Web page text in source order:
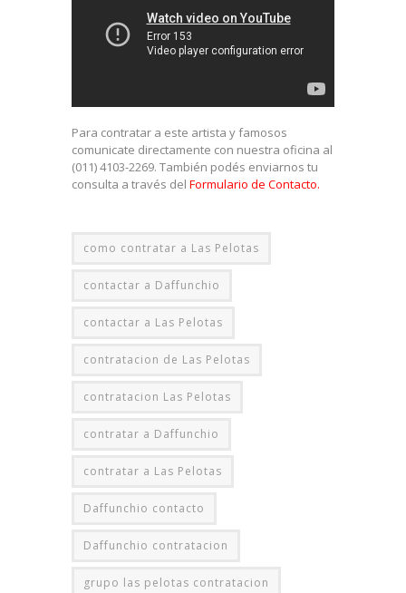
Para contratar a este artista y famosos
comunicate directamente con nuestra oficina al
(011) 4103-2269. También podés enviarnos tu
consulta a través del Formulario de Contacto.
como contratar a Las Pelotas
contactar a Daffunchio
contactar a Las Pelotas
contratacion de Las Pelotas
contratacion Las Pelotas
contratar a Daffunchio
contratar a Las Pelotas
Daffunchio contacto
Daffunchio contratacion
grupo las pelotas contratacion